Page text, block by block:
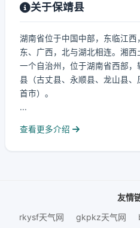
关于保靖县
湖南省位于中国中部，东临江
东、广西，北与湖北相连。湘
一个自治州，位于湖南省西部
县（古丈县、永顺县、龙山县
首市）。
...
查看更多介绍
友情
rkysf天气网
gkpkz天气网